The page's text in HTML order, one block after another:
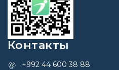
Контакты
+992 44 600 38 88